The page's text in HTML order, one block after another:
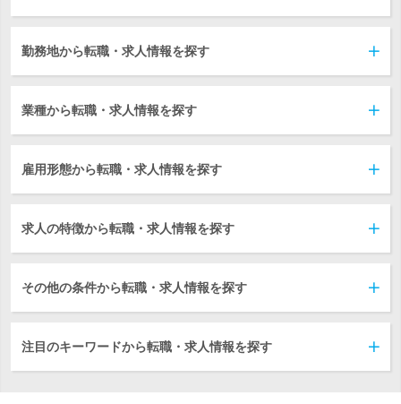
勤務地から転職・求人情報を探す
業種から転職・求人情報を探す
雇用形態から転職・求人情報を探す
求人の特徴から転職・求人情報を探す
その他の条件から転職・求人情報を探す
注目のキーワードから転職・求人情報を探す